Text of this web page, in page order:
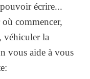
écrire...
commencer,
véhiculer la
vous aide à vous